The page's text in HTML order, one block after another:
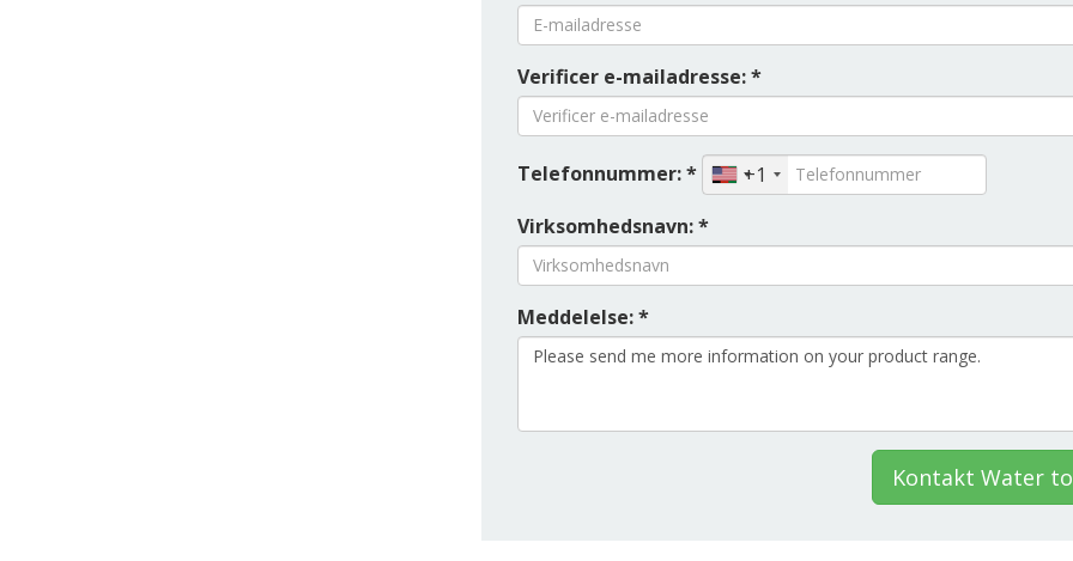
Verificer e-mailadresse: *
Telefonnummer: *
+1
Virksomhedsnavn: *
Meddelelse: *
Kontakt Water